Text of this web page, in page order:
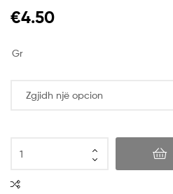
€4.50
Gr